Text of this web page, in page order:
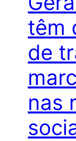
têm
de
nas